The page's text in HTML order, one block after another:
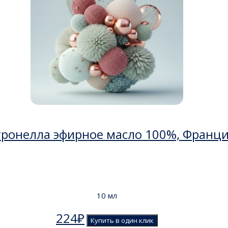
эфирное масло 100%,
10 мл
224₽ Купить в один клик